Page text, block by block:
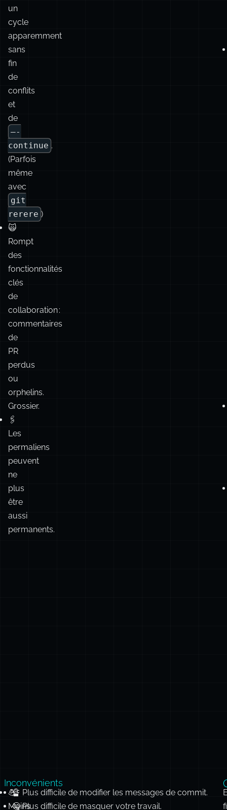
Vous
pouvez
vous
retrouver
dans
un
cycle
apparemment
sans
fin
de
conflits
et
de
—-
continue
(Parfois
même
avec
git
rerere
🙀
Rompt
des
fonctionnalités
clés
de
collaboration :
commentaires
de
PR
perdus
ou
orphelins.
Grossier.
🖇️
Les
permaliens
peuvent